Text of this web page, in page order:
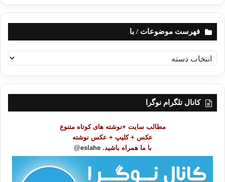
فهرست موضوعات / با
ه
ر
کانال تلگرام نوگرا
مطالب سایت +نوشته های کوتاه متنوع
عکس + کلیپ + عکس نوشته
با ما همراه باشید. eslahe@